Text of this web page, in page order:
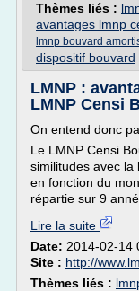
Thèmes liés :
avantages lmnp
lmnp bouvard
dispositif bouvard
LMNP :
LMNP Censi
On entend donc
Le LMNP Censi
similitudes avec la
en fonction du
répartie sur 9
Lire la suite
Date: 2014-02-14
Site : http://
Thèmes liés :